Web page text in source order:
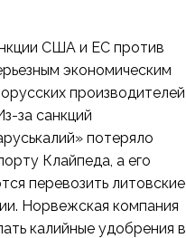
США и ЕС против
экономическим
производителей
за санкций
потеряло
Клайпеда, а его
перевозить литовские
Норвежская компания
калийные удобрения в